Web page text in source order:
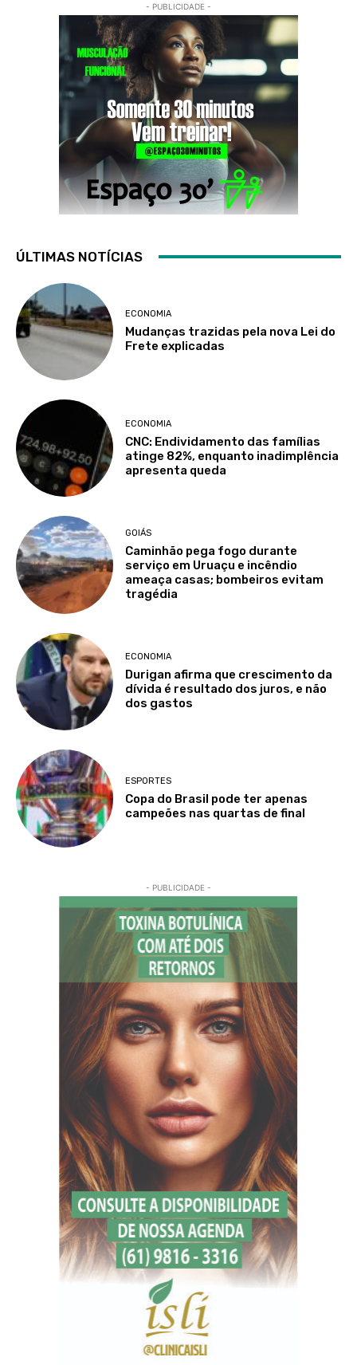
- PUBLICIDADE -
ÚLTIMAS NOTÍCIAS
ECONOMIA
Mudanças trazidas pela nova Lei do
Frete explicadas
ECONOMIA
CNC: Endividamento das famílias
atinge 82%, enquanto inadimplência
apresenta queda
GOIÁS
Caminhão pega fogo durante
serviço em Uruaçu e incêndio
ameaça casas; bombeiros evitam
tragédia
ECONOMIA
Durigan afirma que crescimento da
dívida é resultado dos juros, e não
dos gastos
ESPORTES
Copa do Brasil pode ter apenas
campeões nas quartas de final
- PUBLICIDADE -